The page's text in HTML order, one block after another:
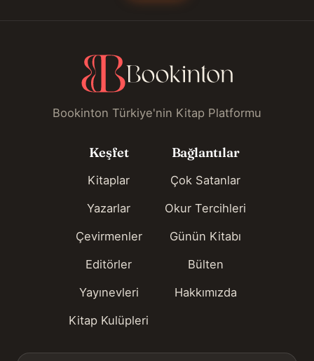
Bookinton Türkiye'nin Kitap Platformu
Keşfet
Kitaplar
Yazarlar
Çevirmenler
Editörler
Yayınevleri
Kitap Kulüpleri
Bağlantılar
Çok Satanlar
Okur Tercihleri
Günün Kitabı
Bülten
Hakkımızda